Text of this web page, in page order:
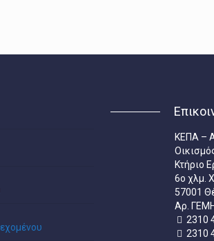
ΚΕΠΑ –
Κτήριο
6ο χλμ.
57001
Aρ.
2310
2310